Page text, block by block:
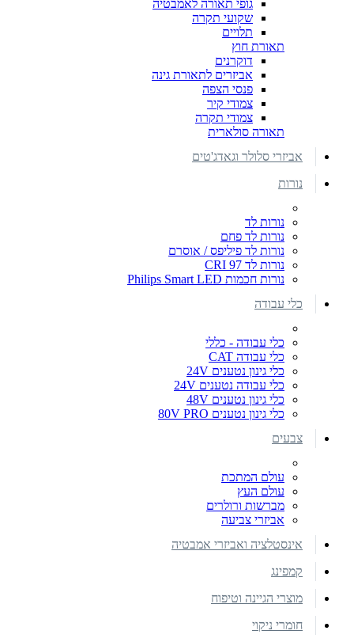
גופי תאורה לאמבטיה
שקועי תקרה
תלויים
תאורת חוץ
דוקרנים
אביזרים לתאורת גינה
פנסי הצפה
צמודי קיר
צמודי תקרה
תאורה סולארית
אביזרי סלולר וגאדג'טים
נורות
נורות לד
נורות לד פחם
נורות לד פיליפס / אוסרם
נורות לד CRI 97
נורות חכמות Philips Smart LED
כלי עבודה
כלי עבודה - כללי
כלי עבודה CAT
כלי גינון נטענים 24V
כלי עבודה נטענים 24V
כלי גינון נטענים 48V
כלי גינון נטענים 80V PRO
צבעים
עולם המתכת
עולם העץ
מברשות ורולרים
אביזרי צביעה
אינסטלציה ואביזרי אמבטיה
קמפינג
מוצרי הגיינה וטיפוח
חומרי ניקוי